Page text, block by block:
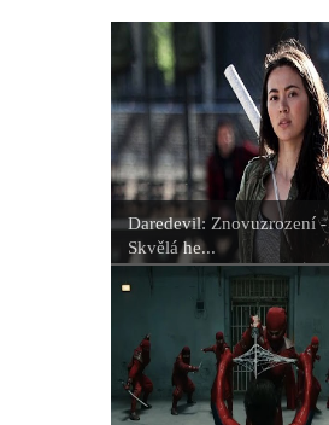
Daredevil: Znovuzrození -
Skvělá he...